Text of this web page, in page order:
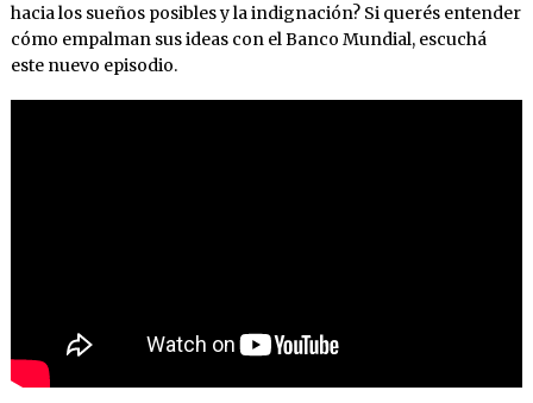
hacia los sueños posibles y la indignación? Si querés entender
cómo empalman sus ideas con el Banco Mundial, escuchá
este nuevo episodio.